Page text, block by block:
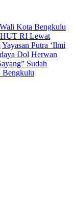
Kota Bengkulu
RI Lewat
Yayasan Putra ‘Ilmi
Dol Herwan
Sudah